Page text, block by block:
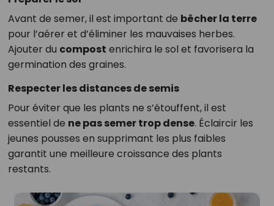
Avant de semer, il est important de bêcher la terre
pour l’aérer et d’éliminer les mauvaises herbes.
Ajouter du compost enrichira le sol et favorisera la
germination des graines.
Respecter les distances de semis
Pour éviter que les plants ne s’étouffent, il est
essentiel de ne pas semer trop dense. Éclaircir les
jeunes pousses en supprimant les plus faibles
garantit une meilleure croissance des plants
restants.